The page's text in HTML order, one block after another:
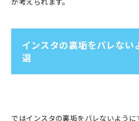
インスタの裏垢をバレない
選
ではインスタの裏垢をバレないように